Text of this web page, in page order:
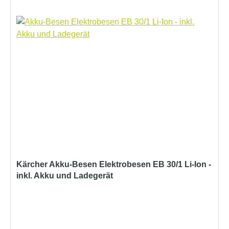
Kärcher Akku-Besen Elektrobesen EB 30/1 Li-Ion -
inkl. Akku und Ladegerät